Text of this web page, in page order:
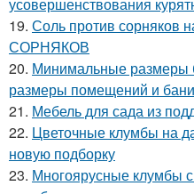
19. Соль против
СОРНЯКОВ
20. Минимальные размеры
размеры помещений и бани
21. Мебель для сада из
22. Цветочные клумбы на
новую подборку
23. Многоярусные клумбы